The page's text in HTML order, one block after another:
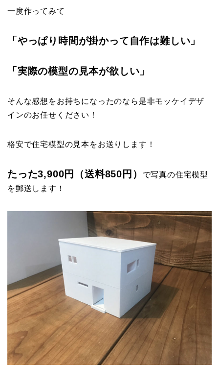
一度作ってみて
「やっぱり時間が掛かって自作は難しい」
「実際の模型の見本が欲しい」
そんな感想をお持ちになったのなら是非モッケイデザ
インのお任せください！
格安で住宅模型の見本をお送りします！
たった3,900円（送料850円）
で写真の住宅模型
を郵送します！